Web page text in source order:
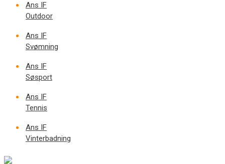
Ans IF
Outdoor
Ans IF
Svømning
Ans IF
Søsport
Ans IF
Tennis
Ans IF
Vinterbadning